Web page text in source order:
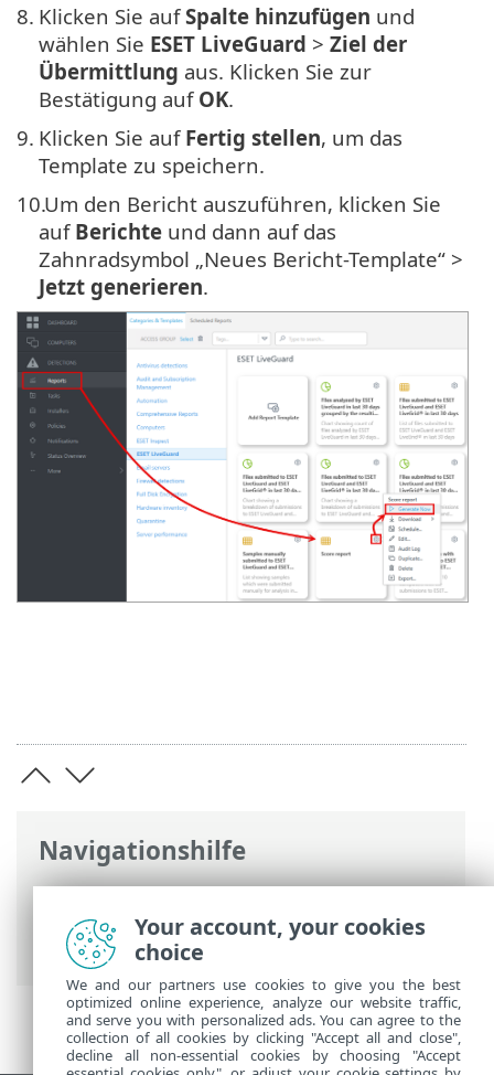
Navigationshilfe
ESET Online-Hilfe>ESET LiveGuard
Advanced >Verwendung von ESET
LiveGuard Advanced
> Bericht erstellen
8. Klicken Sie aufSpalte hinzufügen und
wählen Sie ESET LiveGuard > Ziel der
Übermittlung aus. Klicken Sie zur
Bestätigung auf OK.
9. Klicken Sie auf Fertig stellen, um das
Template zu speichern.
10.Um den Bericht auszuführen, klicken Sie
auf Berichte und dann auf das
Zahnradsymbol „Neues Bericht-Template“ >
Jetzt generieren.
Your account, your cookies
choice
We and our partners use cookies to give you the best
optimized online experience, analyze our website traffic,
and serve you with personalized ads. You can agree to the
collection of all cookies by clicking "Accept all and close",
decline all non-essential cookies by choosing "Accept